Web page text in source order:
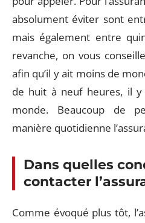
absolument éviter sont
mais également entre
revanche, on vous
afin qu’il y ait moins de
de huit à neuf heures, il
monde. Beaucoup de
manière quotidienne
Dans quelles
contacter
Comme évoqué plus tôt,